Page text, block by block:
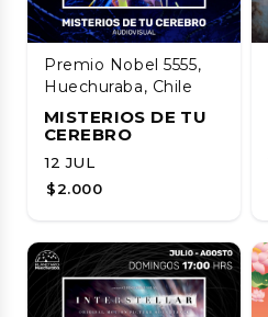
Premio Nobel 5555,
Huechuraba, Chile
MISTERIOS DE TU
CEREBRO
12 JUL
$2.000